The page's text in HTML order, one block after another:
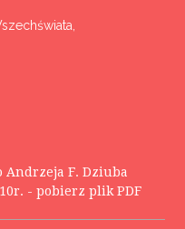
Andrzeja F. Dziuba
- pobierz plik PDF